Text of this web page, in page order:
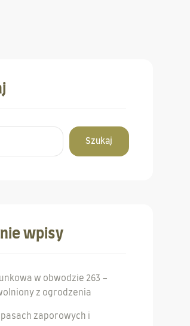
Szukaj
wpisy
w obwodzie 263 –
z ogrodzenia
zaporowych i